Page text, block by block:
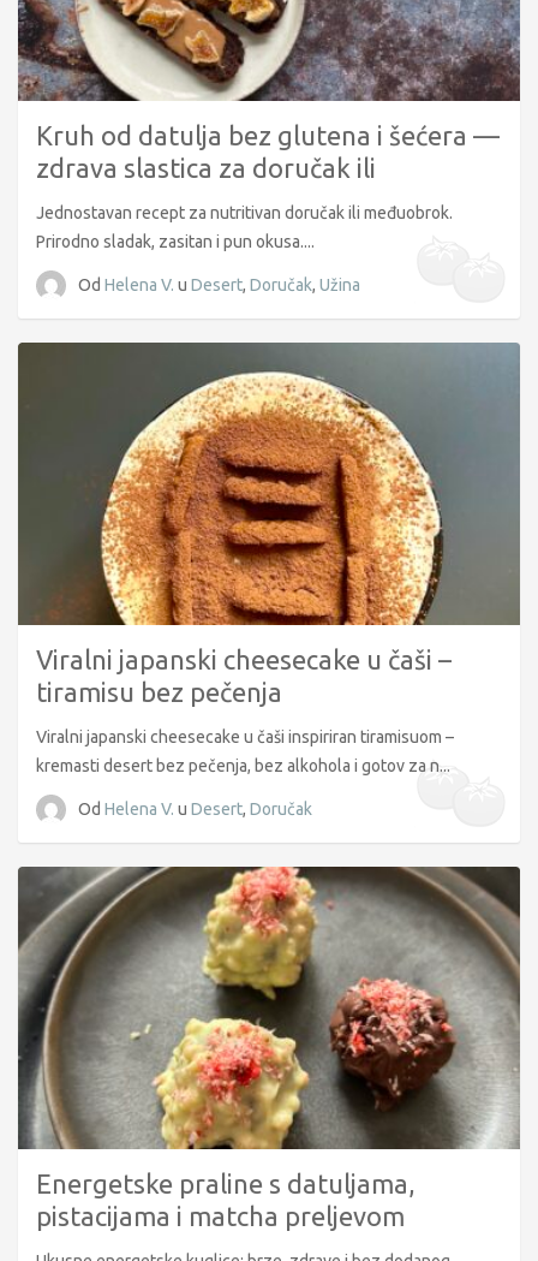
Kruh od datulja bez glutena i šećera —
zdrava slastica za doručak ili
međuobrok
Jednostavan recept za nutritivan doručak ili međuobrok.
Prirodno sladak, zasitan i pun okusa....
Od Helena V. u Desert, Doručak, Užina
Viralni japanski cheesecake u čaši –
tiramisu bez pečenja
Viralni japanski cheesecake u čaši inspiriran tiramisuom –
kremasti desert bez pečenja, bez alkohola i gotov za n...
Od Helena V. u Desert, Doručak
Energetske praline s datuljama,
pistacijama i matcha preljevom